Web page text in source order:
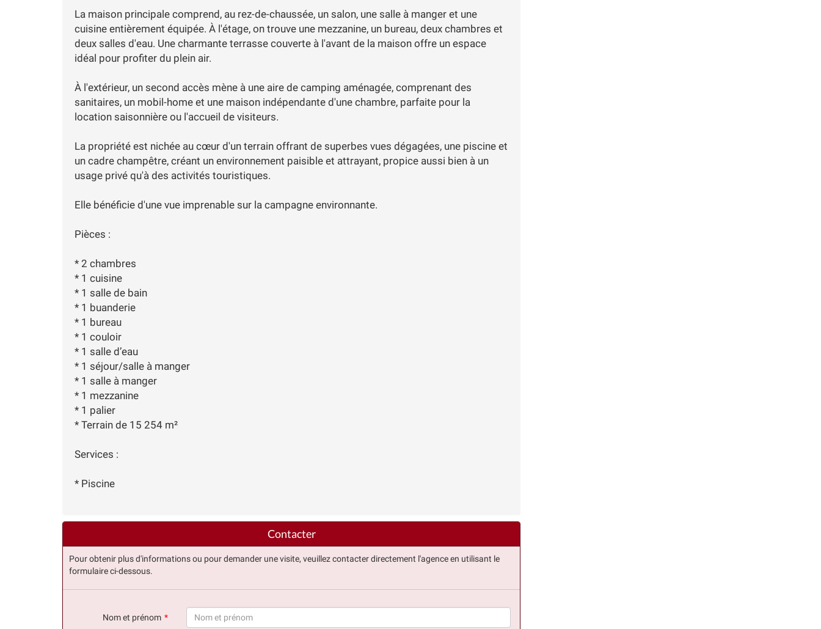
La maison principale comprend, au rez-de-chaussée, un salon, une salle à manger et une
cuisine entièrement équipée. À l'étage, on trouve une mezzanine, un bureau, deux chambres et
deux salles d'eau. Une charmante terrasse couverte à l'avant de la maison offre un espace
idéal pour profiter du plein air.
À l'extérieur, un second accès mène à une aire de camping aménagée, comprenant des
sanitaires, un mobil-home et une maison indépendante d'une chambre, parfaite pour la
location saisonnière ou l'accueil de visiteurs.
La propriété est nichée au cœur d'un terrain offrant de superbes vues dégagées, une piscine et
un cadre champêtre, créant un environnement paisible et attrayant, propice aussi bien à un
usage privé qu'à des activités touristiques.
Elle bénéficie d'une vue imprenable sur la campagne environnante.
Pièces :
* 2 chambres
* 1 cuisine
* 1 salle de bain
* 1 buanderie
* 1 bureau
* 1 couloir
* 1 salle d’eau
* 1 séjour/salle à manger
* 1 salle à manger
* 1 mezzanine
* 1 palier
* Terrain de 15 254 m²
Services :
* Piscine
Contacter
Pour obtenir plus d'informations ou pour demander une visite, veuillez contacter directement l'agence en utilisant le
formulaire ci-dessous.
Nom et prénom